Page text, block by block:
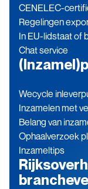
CENELEC-
Regelingen
In EU-lidstaat of
Chat service
Wecycle
Inzamelen met
Belang van
Ophaalverzoek
Inzameltips